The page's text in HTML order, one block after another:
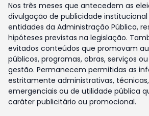
Nos três meses que antecedem as
divulgação de publicidade institucional
entidades da Administração Pública,
hipóteses previstas na legislação.
evitados conteúdos que promovam
públicos, programas, obras, serviços
gestão. Permanecem permitidas as
estritamente administrativas,
emergenciais ou de utilidade pública
caráter publicitário ou promocional.